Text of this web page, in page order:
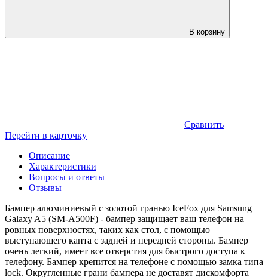
В корзину
Сравнить
Перейти в карточку
Описание
Характеристики
Вопросы и ответы
Отзывы
Бампер алюминиевый с золотой гранью IceFox для Samsung
Galaxy A5 (SM-A500F) - бампер защищает ваш телефон на
ровных поверхностях, таких как стол, с помощью
выступающего канта с задней и передней стороны. Бампер
очень легкий, имеет все отверстия для быстрого доступа к
телефону. Бампер крепится на телефоне с помощью замка типа
lock. Округленные грани бампера не доставят дискомфорта